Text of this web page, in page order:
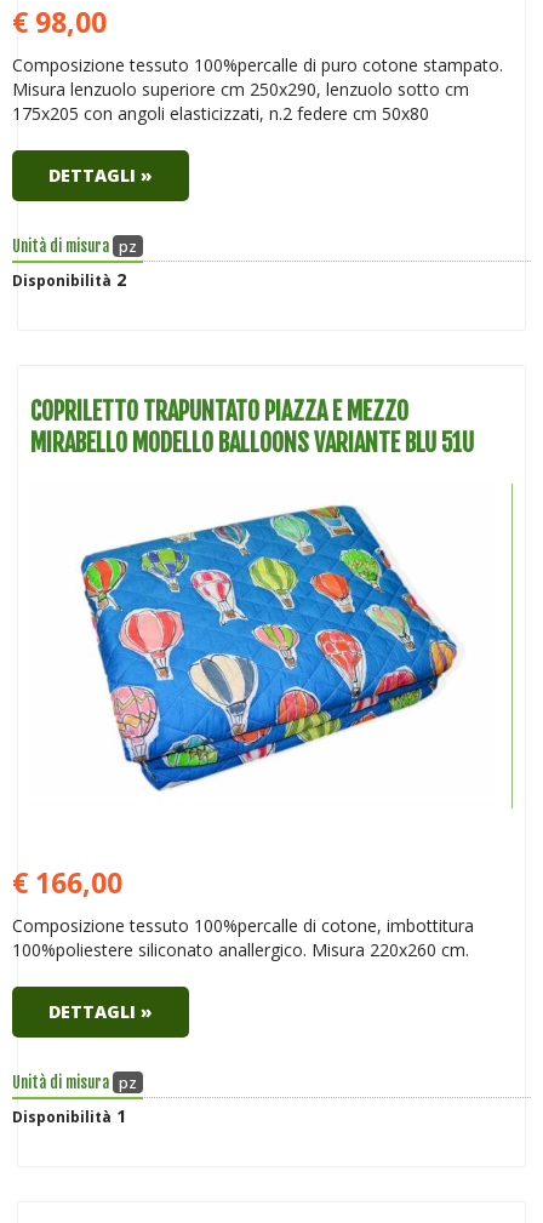
€ 98,00
Composizione tessuto 100%percalle di puro cotone stampato.
Misura lenzuolo superiore cm 250x290, lenzuolo sotto cm
175x205 con angoli elasticizzati, n.2 federe cm 50x80
DETTAGLI »
Unità di misura pz
Disponibilità 2
COPRILETTO TRAPUNTATO PIAZZA E MEZZO
MIRABELLO MODELLO BALLOONS VARIANTE BLU 51U
€ 166,00
Composizione tessuto 100%percalle di cotone, imbottitura
100%poliestere siliconato anallergico. Misura 220x260 cm.
DETTAGLI »
Unità di misura pz
Disponibilità 1